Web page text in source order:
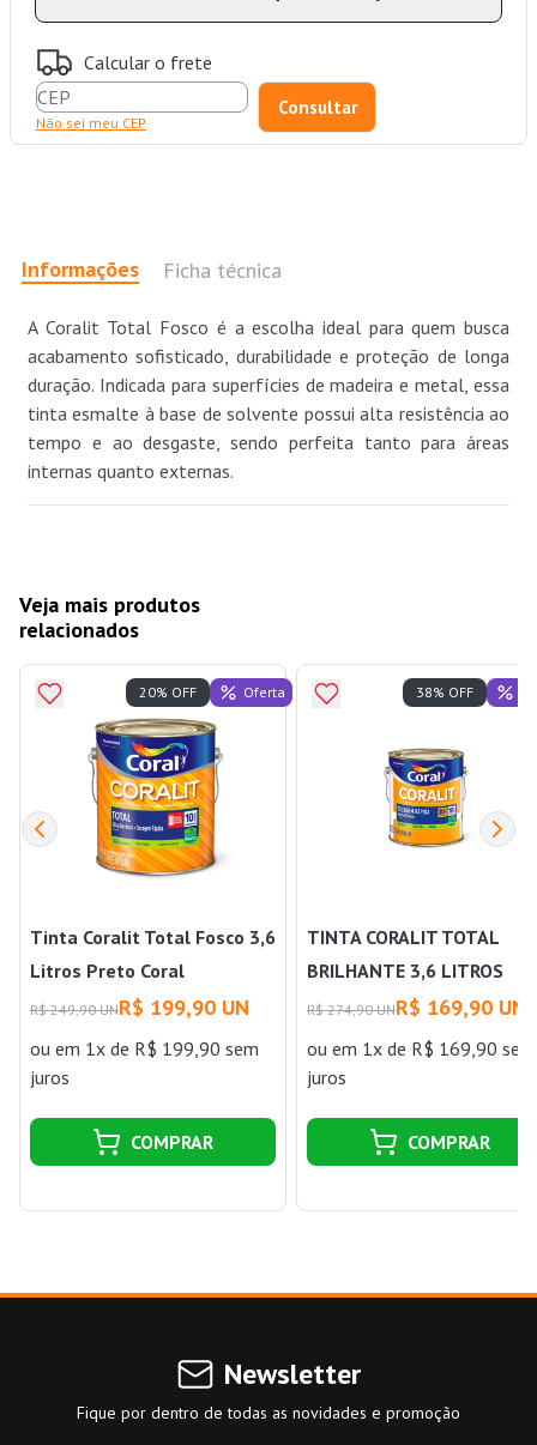
Calcular o frete
Não sei meu CEP
Informações Ficha técnica
A Coralit Total Fosco é a escolha ideal para quem busca
acabamento sofisticado, durabilidade e proteção de longa
duração. Indicada para superfícies de madeira e metal, essa
tinta esmalte à base de solvente possui alta resistência ao
tempo e ao desgaste, sendo perfeita tanto para áreas
internas quanto externas.
Veja mais produtos
relacionados
Tinta Coralit Total Fosco 3,6
Litros Preto Coral
R$ 249,90 UNR$ 199,90 UN
ou em 1x de R$ 199,90 sem
juros
20% OFF Oferta
COMPRAR
TINTA CORALIT TOTAL
BRILHANTE 3,6 LITROS
PRETO CORAL
R$ 274,90 UNR$ 169,90 UN
ouem 1x de R$ 169,90 sem
juros
38% OFF
COMPRAR
Newsletter
Fique por dentro de todas as novidades e promoção